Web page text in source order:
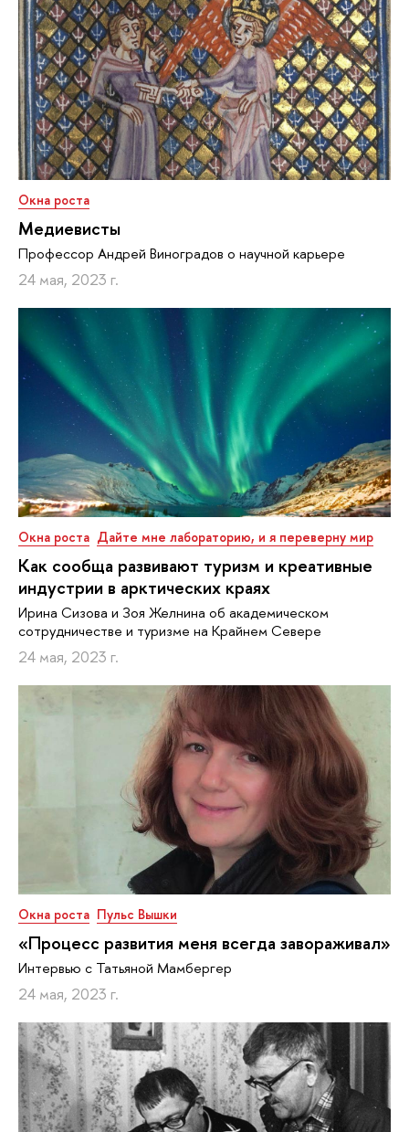
Окна роста
Медиевисты
Профессор Андрей Виноградов о научной карьере
24 мая, 2023 г.
Окна роста Дайте мне лабораторию, и я переверну мир
Как сообща развивают туризм и креативные
индустрии в арктических краях
Ирина Сизова и Зоя Желнина об академическом
сотрудничестве и туризме на Крайнем Севере
24 мая, 2023 г.
Окна роста Пульс Вышки
«Процесс развития меня всегда завораживал»
Интервью с Татьяной Мамбергер
24 мая, 2023 г.